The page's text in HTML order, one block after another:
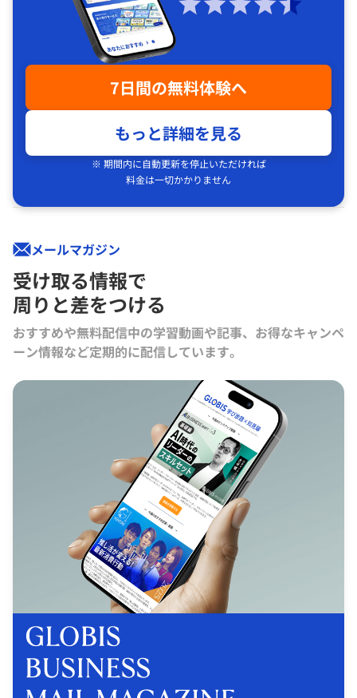
7日間の無料体験へ
もっと詳細を見る
※ 期間内に自動更新を停止いただければ
料金は一切かかりません
メールマガジン
受け取る情報で
周りと差をつける
おすすめや無料配信中の学習動画や記事、お得なキャンペ
ーン情報など定期的に配信しています。